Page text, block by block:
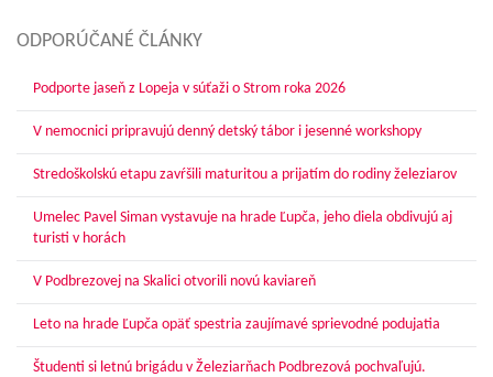
ODPORÚČANÉ ČLÁNKY
Podporte jaseň z Lopeja v súťaži o Strom roka 2026
V nemocnici pripravujú denný detský tábor i jesenné workshopy
Stredoškolskú etapu zavŕšili maturitou a prijatím do rodiny železiarov
Umelec Pavel Siman vystavuje na hrade Ľupča, jeho diela obdivujú aj
turisti v horách
V Podbrezovej na Skalici otvorili novú kaviareň
Leto na hrade Ľupča opäť spestria zaujímavé sprievodné podujatia
Študenti si letnú brigádu v Železiarňach Podbrezová pochvaľujú.